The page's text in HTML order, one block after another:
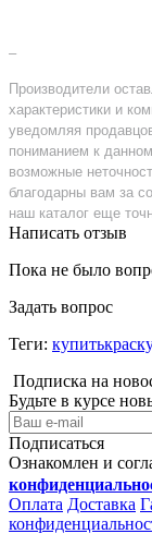
–
Производители
характеристики и
уведомляя
пониманием к
возможные
благодарны вам за
наш каталог еще
Написать отзыв
Пока не было
Задать вопрос
Теги:
Подписка на
Будьте в курсе
Подписаться
Ознакомлен и
Оплата Доставка